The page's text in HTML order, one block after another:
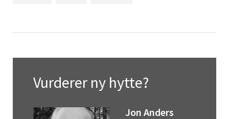
Vurderer ny hytte?
Jon Anders